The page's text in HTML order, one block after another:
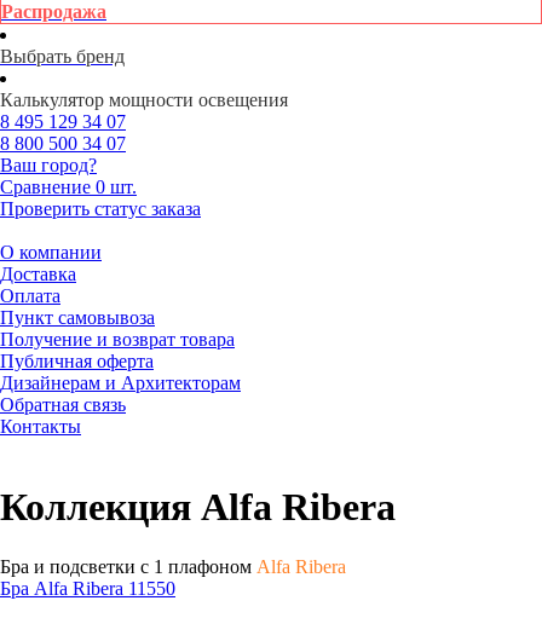
Распродажа
Выбрать бренд
Калькулятор мощности освещения
8 495 129 34 07
8 800 500 34 07
Ваш город?
Сравнение 0 шт.
Проверить статус заказа
О компании
Доставка
Оплата
Пункт самовывоза
Получение и возврат товара
Публичная оферта
Дизайнерам и Архитекторам
Обратная связь
Контакты
Коллекция Alfa Ribera
Бра и подсветки с 1 плафоном Alfa Ribera
Бра Alfa Ribera 11550